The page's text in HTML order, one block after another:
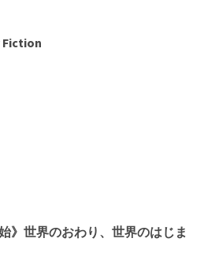
Fiction
》世界のおわり、世界のはじま